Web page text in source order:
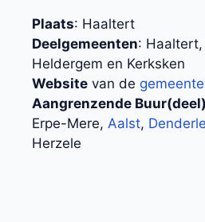
Plaats: Haaltert
Deelgemeenten:
Heldergem en Kerksken
Website van de
Aangrenzende
Erpe-Mere, Aalst,
Herzele